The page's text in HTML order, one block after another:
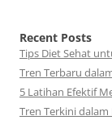
Recent Posts
Tips Diet Sehat
Tren Terbaru
5 Latihan Efektif
Tren Terkini